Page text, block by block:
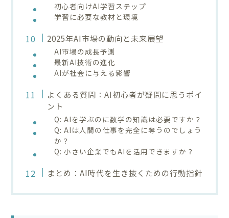
初心者向けAI学習ステップ
学習に必要な教材と環境
2025年AI市場の動向と未来展望
AI市場の成長予測
最新AI技術の進化
AIが社会に与える影響
よくある質問：AI初心者が疑問に思うポイ
ント
Q: AIを学ぶのに数学の知識は必要ですか？
Q: AIは人間の仕事を完全に奪うのでしょう
か？
Q: 小さい企業でもAIを活用できますか？
まとめ：AI時代を生き抜くための行動指針